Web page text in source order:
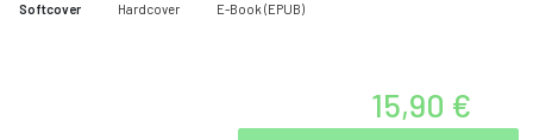
Softcover Hardcover E-Book (EPUB)
15,90 €